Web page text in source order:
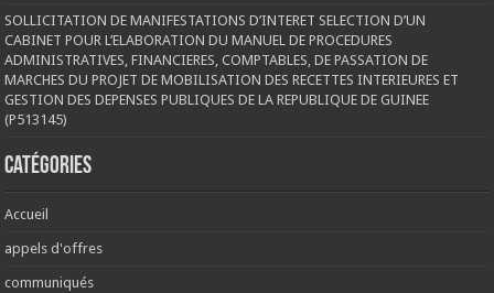
SOLLICITATION DE MANIFESTATIONS D’INTERET SELECTION D’UN
CABINET POUR L’ELABORATION DU MANUEL DE PROCEDURES
ADMINISTRATIVES, FINANCIERES, COMPTABLES, DE PASSATION DE
MARCHES DU PROJET DE MOBILISATION DES RECETTES INTERIEURES ET
GESTION DES DEPENSES PUBLIQUES DE LA REPUBLIQUE DE GUINEE
(P513145)
Catégories
Accueil
appels d'offres
communiqués